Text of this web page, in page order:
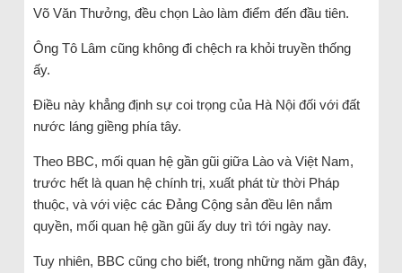
Võ Văn Thưởng, đều chọn Lào làm điểm đến đầu tiên.
Ông Tô Lâm cũng không đi chệch ra khỏi truyền thống
ấy.
Điều này khẳng định sự coi trọng của Hà Nội đối với đất
nước láng giềng phía tây.
Theo BBC, mối quan hệ gần gũi giữa Lào và Việt Nam,
trước hết là quan hệ chính trị, xuất phát từ thời Pháp
thuộc, và với việc các Đảng Cộng sản đều lên nắm
quyền, mối quan hệ gần gũi ấy duy trì tới ngày nay.
Tuy nhiên, BBC cũng cho biết, trong những năm gần đây,